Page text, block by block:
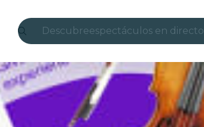
Descubreespectáculos en directo
candlelight
Londres